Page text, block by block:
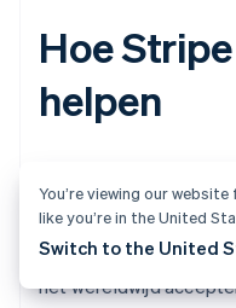
Hoe
helpen
Met Stripe Billing kun
zoals jij dat wilt - van
tot facturatie op basis
verkoopcontracten.
het wereldwijd
You’re viewing our
like you’re in the United
Switch to the United